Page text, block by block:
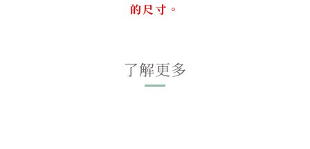
的尺寸。
了解更多